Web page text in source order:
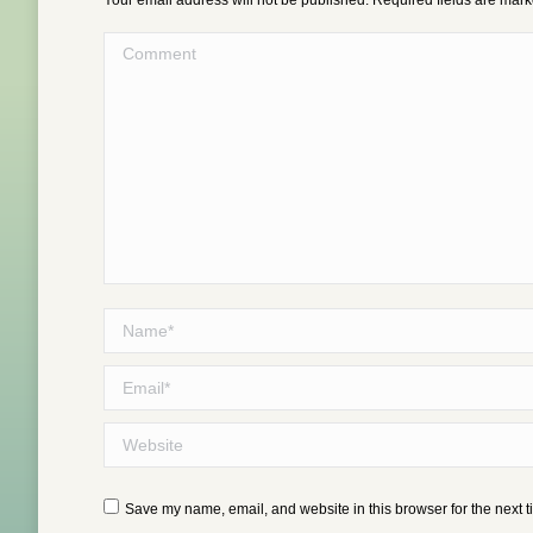
Comment
Name *
Email *
Website
Save my name, email, and website in this browser for the next